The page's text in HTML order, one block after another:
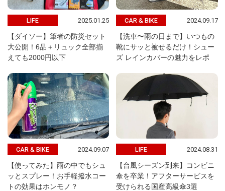
LIFE 2025.01.25
【ダイソー】筆者の防災セット
大公開！6品＋リュック全部揃
えても2000円以下
CAR & BIKE 2024.09.17
【洗車〜雨の日まで】いつもの
靴にサッと被せるだけ！シュー
ズ レインカバーの魅力をレポ
CAR & BIKE 2024.09.07
【使ってみた】雨の中でもシュ
ッとスプレー！お手軽撥水コー
トの効果はホンモノ？
LIFE 2024.08.31
【台風シーズン到来】コンビニ
傘を卒業！アフターサービスを
受けられる国産高級傘3選